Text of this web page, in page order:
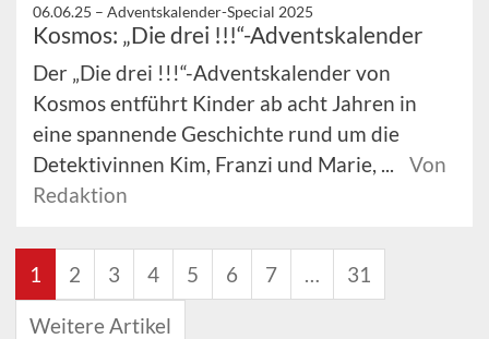
06.06.25 – Adventskalender-Special 2025
Kosmos: „Die drei !!!“-Adventskalender
Der „Die drei !!!“-Adventskalender von
Kosmos entführt Kinder ab acht Jahren in
eine spannende Geschichte rund um die
Detektivinnen Kim, Franzi und Marie, ...
Von
Redaktion
1 2 3 4 5 6 7 … 31
Weitere Artikel